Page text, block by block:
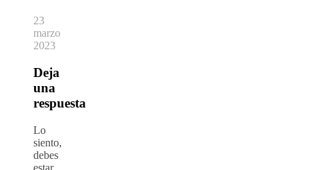
23
marzo
2023
Deja
una
respuesta
Lo
siento,
debes
estar